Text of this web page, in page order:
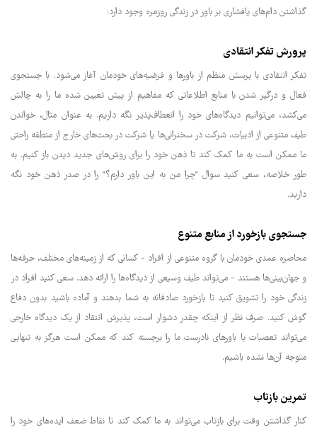
گذاشتن دام‌های پافشاری بر باور در زندگی روزمره وجود دارد:
پرورش تفکر انتقادی
تفکر انتقادی با پرسش منظم از باورها و فرضیه‌های خودمان آغاز می‌شود. با جستجوی
فعال و درگیر شدن با منابع اطلاعاتی که مفاهیم از پیش تعیین شده ما را به چالش
می‌کشد، می‌توانیم دیدگاه‌های خود را انعطاف‌پذیر نگه داریم. به عنوان مثال، خواندن
طیف متنوعی از ادبیات، شرکت در سخنرانی‌ها یا شرکت در بحث‌های خارج از منطقه راحتی
ما ممکن است به ما کمک کند تا ذهن خود را برای روش‌های جدید دیدن باز کنیم. به
طور خلاصه، سعی کنید سوال "چرا من به این باور دارم؟" را در صدر ذهن خود نگه
دارید.
جستجوی بازخورد از منابع متنوع
محاصره عمدی خودمان با گروه متنوعی از افراد - کسانی که از زمینه‌های مختلف، حرفه‌ها
و جهان‌بینی‌ها هستند - می‌تواند طیف وسیعی از دیدگاه‌ها را ارائه دهد. سعی کنید افراد در
زندگی خود را تشویق کنید تا بازخورد صادقانه به شما بدهند و آماده باشید بدون دفاع
گوش کنید. صرف نظر از اینکه چقدر دشوار است، پذیرش انتقاد از یک دیدگاه خارجی
می‌تواند تعصبات یا باورهای نادرست ما را برجسته کند که ممکن است هرگز به تنهایی
متوجه آن‌ها نشده باشیم.
تمرین بازتاب
کنار گذاشتن وقت برای بازتاب می‌تواند به ما کمک کند تا نقاط ضعف ایده‌های خود را